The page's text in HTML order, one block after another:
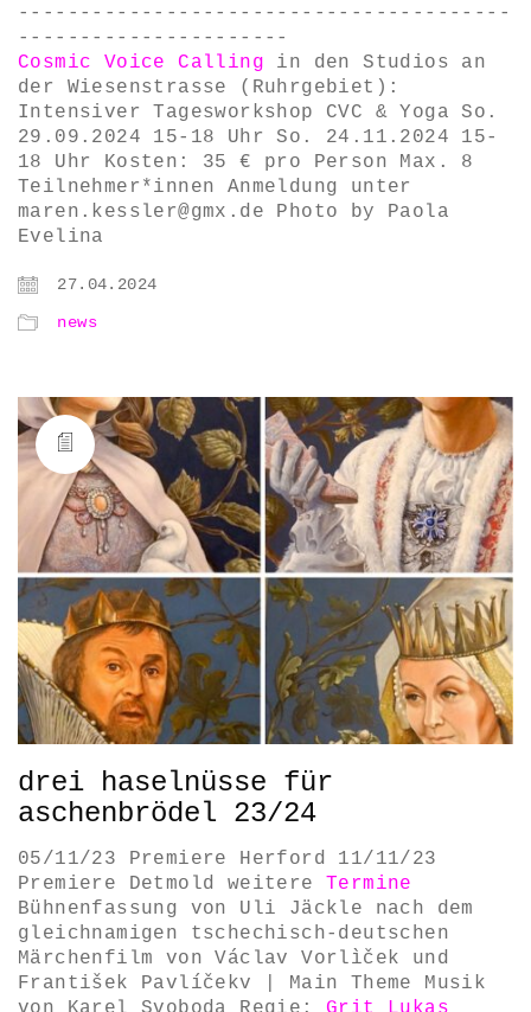
----------------------------------------
----------------------
Cosmic Voice Calling in den Studios an
der Wiesenstrasse (Ruhrgebiet):
Intensiver Tagesworkshop CVC & Yoga So.
29.09.2024 15-18 Uhr So. 24.11.2024 15-
18 Uhr Kosten: 35 € pro Person Max. 8
Teilnehmer*innen Anmeldung unter
maren.kessler@gmx.de Photo by Paola
Evelina
27.04.2024
news
drei haselnüsse für
aschenbrödel 23/24
05/11/23 Premiere Herford 11/11/23
Premiere Detmold weitere Termine
Bühnenfassung von Uli Jäckle nach dem
gleichnamigen tschechisch-deutschen
Märchenfilm von Václav Vorlìček und
František Pavlíčekv | Main Theme Musik